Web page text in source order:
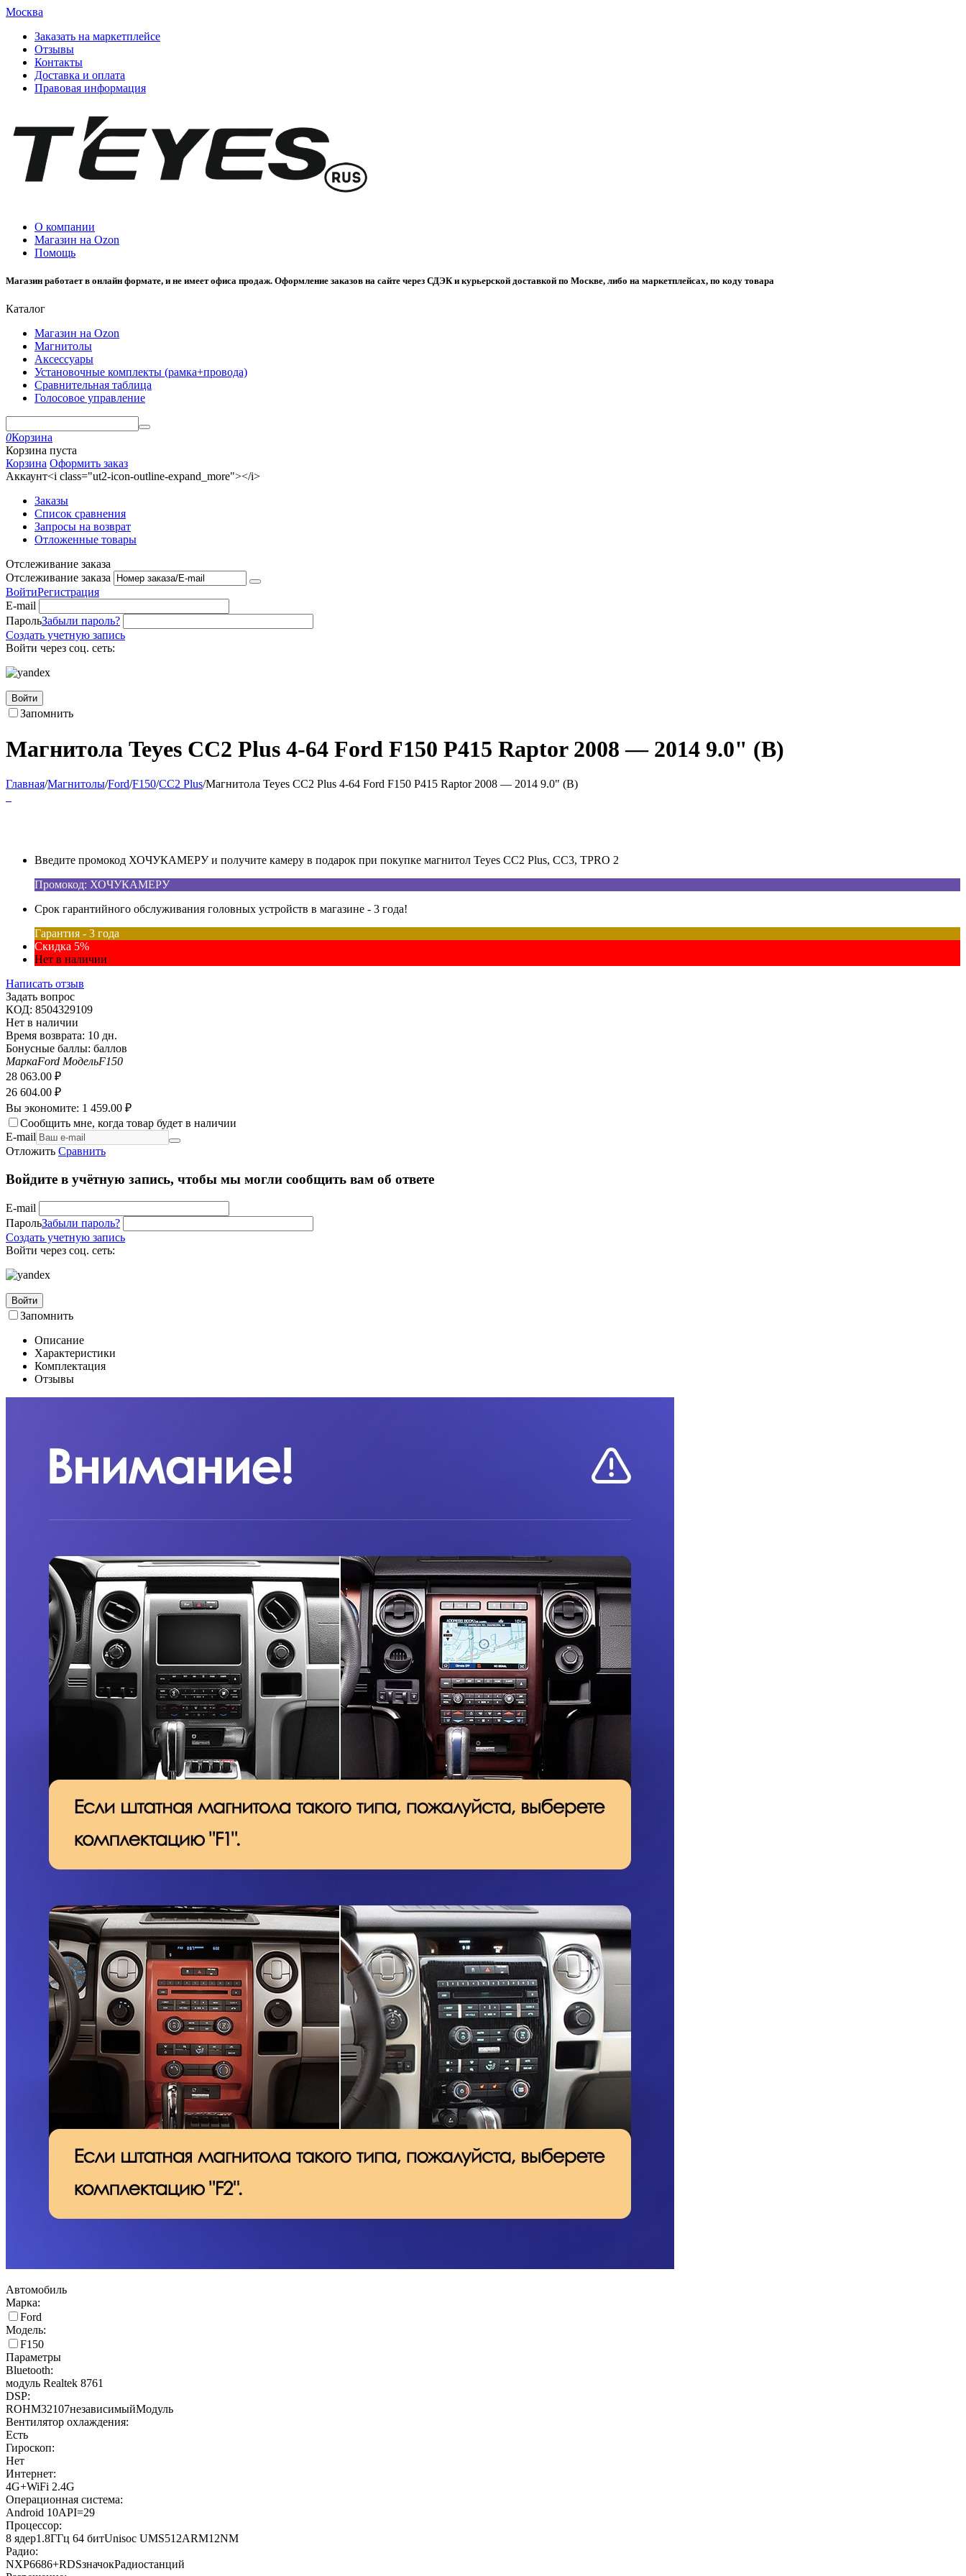
Москва
Заказать на маркетплейсе
Отзывы
Контакты
Доставка и оплата
Правовая информация
О компании
Магазин на Ozon
Помощь
Магазин работает в онлайн формате, и не имеет офиса продаж. Оформление заказов на сайте через СДЭК и курьерской доставкой по Москве, либо на маркетплейсах, по коду товара
Каталог
Магазин на Ozon
Магнитолы
Аксессуары
Установочные комплекты (рамка+провода)
Сравнительная таблица
Голосовое управление
0Корзина
Корзина пуста
Корзина Оформить заказ
Аккаунт<i class="ut2-icon-outline-expand_more"></i>
Заказы
Список сравнения
Запросы на возврат
Отложенные товары
Отслеживание заказа
Отслеживание заказа
ВойтиРегистрация
E-mail
ПарольЗабыли пароль?
Создать учетную запись
Войти через соц. сеть:
Войти
Запомнить
Магнитола Teyes CC2 Plus 4-64 Ford F150 P415 Raptor 2008 — 2014 9.0" (B)
Главная/Магнитолы/Ford/F150/CC2 Plus/Магнитола Teyes CC2 Plus 4-64 Ford F150 P415 Raptor 2008 — 2014 9.0" (B)
Введите промокод ХОЧУКАМЕРУ и получите камеру в подарок при покупке магнитол Teyes CC2 Plus, CC3, TPRO 2
Промокод: ХОЧУКАМЕРУ
Срок гарантийного обслуживания головных устройств в магазине - 3 года!
Гарантия - 3 года
Скидка 5%
Нет в наличии
Написать отзыв
Задать вопрос
КОД: 8504329109
Нет в наличии
Время возврата: 10 дн.
Бонусные баллы: баллов
МаркаFord МодельF150
28 063.00 ₽
26 604.00 ₽
Вы экономите: 1 459.00 ₽
Сообщить мне, когда товар будет в наличии
E-mail
Отложить Сравнить
Войдите в учётную запись, чтобы мы могли сообщить вам об ответе
E-mail
ПарольЗабыли пароль?
Создать учетную запись
Войти через соц. сеть:
Войти
Запомнить
Описание
Характеристики
Комплектация
Отзывы
Автомобиль
Марка:
Ford
Модель:
F150
Параметры
Bluetooth:
модуль Realtek 8761
DSP:
ROHM32107независимыйМодуль
Вентилятор охлаждения:
Есть
Гироскоп:
Нет
Интернет:
4G+WiFi 2.4G
Операционная система:
Android 10API=29
Процессор:
8 ядер1.8ГГц 64 битUnisoc UMS512ARM12NM
Радио:
NXP6686+RDSзначокРадиостанций